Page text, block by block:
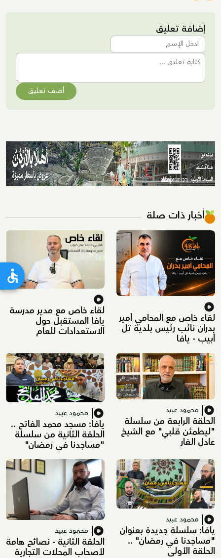
إضافة تعليق
أضف تعليق
أخبار ذات صلة
لقاء خاص مع المحامي أمير
بدران نائب رئيس بلدية تل
أبيب - يافا
لقاء خاص مع مدير مدرسة
يافا المستقبل حول
الاستعدادات للعام
محمود عبيد
الحلقة الرابعة من سلسلة
"ليطمئن قلبي" مع الشيخ
عادل الفار
محمود عبيد
يافا: مسجد محمد الفاتح ..
الحلقة الثانية من سلسلة
"مساجدنا في رمضان"
محمود عبيد
يافا: سلسلة جديدة بعنوان
"مساجدنا في رمضان" ..
الحلقة الأولى
محمود عبيد
الحلقة الثانية - نصائح هامة
لأصحاب المحلات التجارية